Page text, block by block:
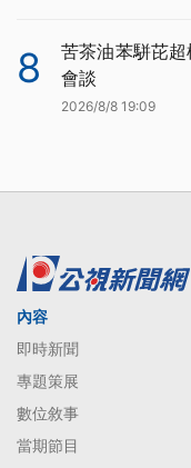
8
苦茶油苯駢芘
會談
2026/8/8 19:09
內容
即時新聞
專題策展
數位敘事
當期節目